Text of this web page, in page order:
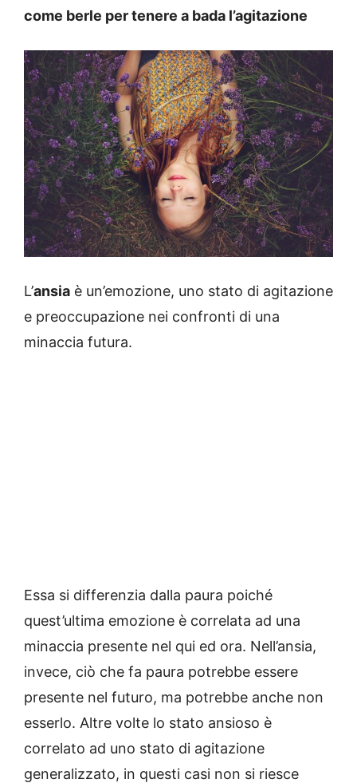
come berle per tenere a bada l’agitazione
L’ansia è un’emozione, uno stato di agitazione
e preoccupazione nei confronti di una
minaccia futura.
Essa si differenzia dalla paura poiché
quest’ultima emozione è correlata ad una
minaccia presente nel qui ed ora. Nell’ansia,
invece, ciò che fa paura potrebbe essere
presente nel futuro, ma potrebbe anche non
esserlo. Altre volte lo stato ansioso è
correlato ad uno stato di agitazione
generalizzato, in questi casi non si riesce